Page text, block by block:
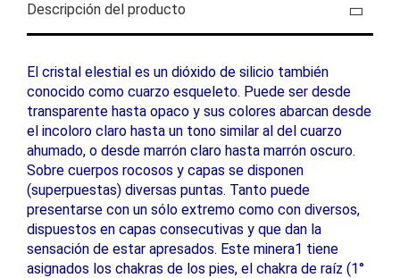
Descripción del producto
El cristal elestial es un dióxido de silicio también
conocido como cuarzo esqueleto. Puede ser desde
transparente hasta opaco y sus colores abarcan desde
el incoloro claro hasta un tono similar al del cuarzo
ahumado, o desde marrón claro hasta marrón oscuro.
Sobre cuerpos rocosos y capas se disponen
(superpuestas) diversas puntas. Tanto puede
presentarse con un sólo extremo como con diversos,
dispuestos en capas consecutivas y que dan la
sensación de estar apresados. Este minera1 tiene
asignados los chakras de los pies, el chakra de raíz (1°